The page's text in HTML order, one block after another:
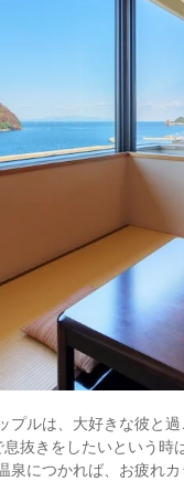
プルは、大好きな彼と
抜きをしたいという
泉につかれば、お疲れ